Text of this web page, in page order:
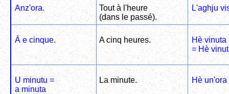
Anz'ora.
Tout à l'heure
(dans le passé).
L'aghju
À e cinque. A cinq heures.
Hè vinuta
= Hè
U minutu =
a minuta
La minute. Hè